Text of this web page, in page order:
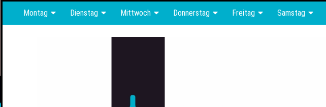
Montag Dienstag Mittwoch Donnerstag Freitag Samstag